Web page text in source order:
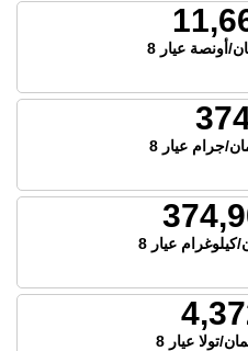
أونصة عيار 8
جرام عيار 8
عيار 8
تولا عيار 8